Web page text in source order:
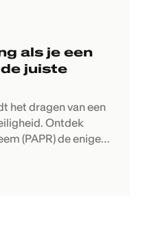
als je een
juiste
het dragen van een
Ontdek
(PAPR) de enige